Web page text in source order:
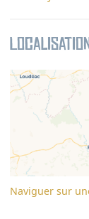
Naviguer sur